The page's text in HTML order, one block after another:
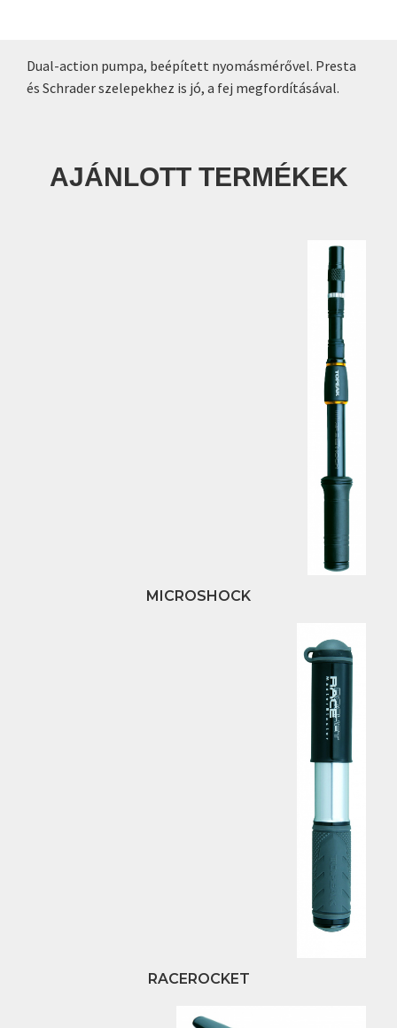
Dual-action pumpa, beépített nyomásmérővel. Presta
és Schrader szelepekhez is jó, a fej megfordításával.
AJÁNLOTT TERMÉKEK
MICROSHOCK
RACEROCKET